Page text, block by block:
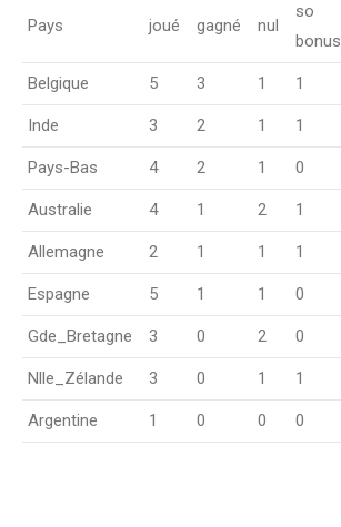
Pays joué gagné nul
so
bonus
Belgique 5 3 1 1
Inde 3 2 1 1
Pays-Bas 4 2 1 0
Australie 4 1 2 1
Allemagne 2 1 1 1
Espagne 5 1 1 0
Gde_Bretagne 3 0 2 0
Nlle_Zélande 3 0 1 1
Argentine 1 0 0 0